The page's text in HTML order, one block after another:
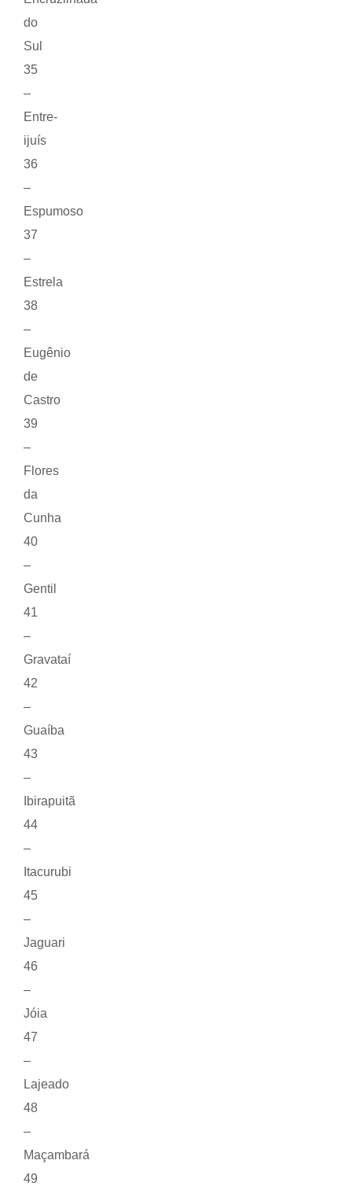
do
Sul
35
–
Entre-
ijuís
36
–
Espumoso
37
–
Estrela
38
–
Eugênio
de
Castro
39
–
Flores
da
Cunha
40
–
Gentil
41
–
Gravataí
42
–
Guaíba
43
–
Ibirapuitã
44
–
Itacurubi
45
–
Jaguari
46
–
Jóia
47
–
Lajeado
48
–
Maçambará
49